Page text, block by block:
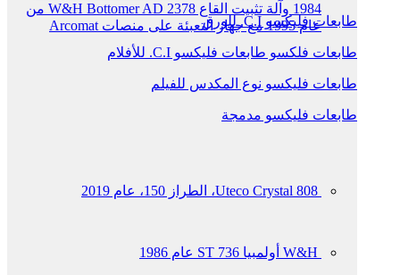
1984 وآلة تثبيت القاع W&H Bottomer AD 2378 من
عام 1995 مع جهاز التعبئة على منصات Arcomat
طابعات فليكسو C.I. للورق
طابعات فلكسو طابعات فليكسو C.I. للأفلام
طابعات فليكسو نوع المكدس للفيلم
طابعات فليكسو مدمجة
Uteco Crystal 808، الطراز 150، عام 2019
W&H أولمبيا 736 ST عام 1986